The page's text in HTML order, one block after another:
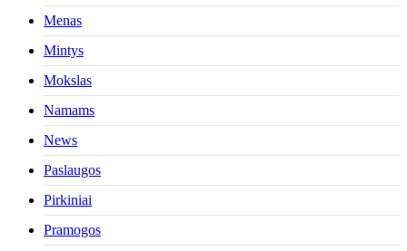
Menas
Mintys
Mokslas
Namams
News
Paslaugos
Pirkiniai
Pramogos